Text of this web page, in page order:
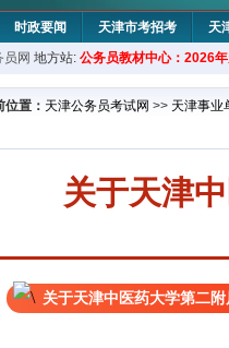
时政要闻 天津市考招考 天
员网 地方站: 公务员教材中心：2026
位置： 天津公务员考试网 >> 天津事业
关于天津
关于天津中医药大学第二